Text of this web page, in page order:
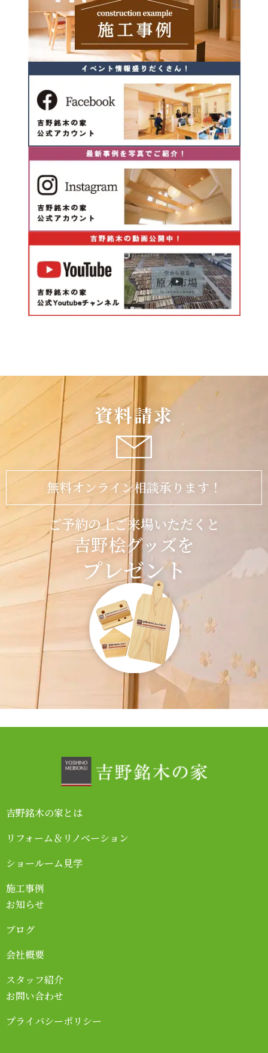
資料請求
無料オンライン相談承ります！
ご予約の上ご来場いただくと
吉野桧グッズを
プレゼント
吉野銘木の家とは
リフォーム＆リノベーション
ショールーム見学
施工事例
お知らせ
ブログ
会社概要
スタッフ紹介
お問い合わせ
プライバシーポリシー